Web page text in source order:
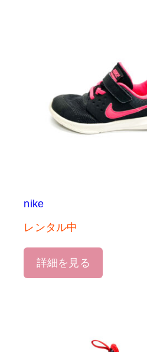
nike
レンタル中
詳細を見る